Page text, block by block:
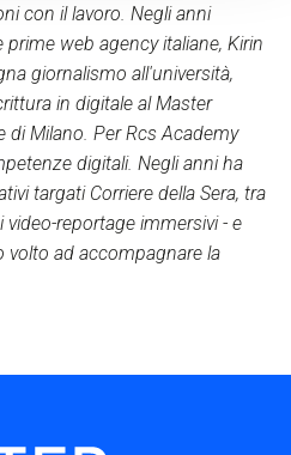
con il lavoro. Negli anni
web agency italiane, Kirin
giornalismo all'università,
in digitale al Master
di Milano. Per Rcs Academy
digitali. Negli anni ha
targati Corriere della Sera, tra
reportage immersivi - e
ad accompagnare la